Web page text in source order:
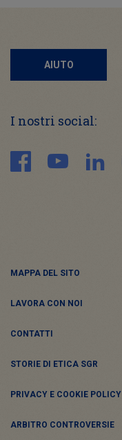
AIUTO
I nostri social:
MAPPA DEL SITO
LAVORA CON NOI
CONTATTI
STORIE DI ETICA SGR
PRIVACY E COOKIE POLICY
ARBITRO CONTROVERSIE